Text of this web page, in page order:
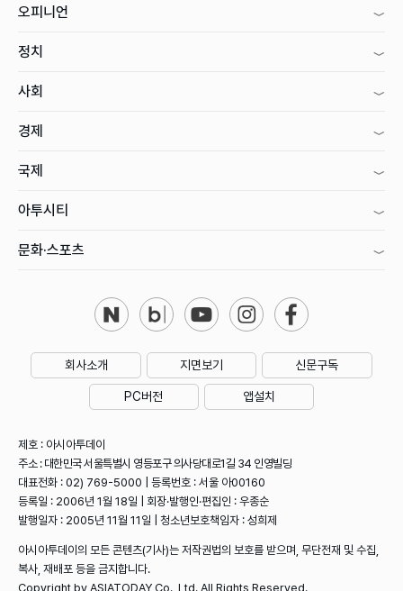
오피니언
정치
사회
경제
국제
아투시티
문화·스포츠
회사소개 지면보기 신문구독
PC버전 앱설치
제호 : 아시아투데이
주소 : 대한민국 서울특별시 영등포구 의사당대로1길 34 인영빌딩
대표전화 : 02) 769-5000 | 등록번호 : 서울 아00160
등록일 : 2006년 1월 18일 | 회장·발행인·편집인 : 우종순
발행일자 : 2005년 11월 11일 | 청소년보호책임자 : 성희제
아시아투데이의 모든 콘텐츠(기사)는 저작권법의 보호를 받으며, 무단전재 및 수집,
복사, 재배포 등을 금지합니다.
Copyright by ASIATODAY Co., Ltd. All Rights Reserved.